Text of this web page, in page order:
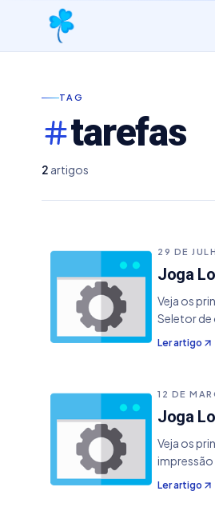
TAG
tarefas
2 artigos
29 DE
Joga
Veja os
Seletor de
pelo JLP
Ler artigo
12 DE
Joga
Veja os
impressão
Ler artigo